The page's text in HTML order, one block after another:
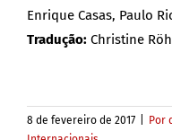
Enrique Casas, Paulo
Tradução: Christine
8 de fevereiro de 2017 Por